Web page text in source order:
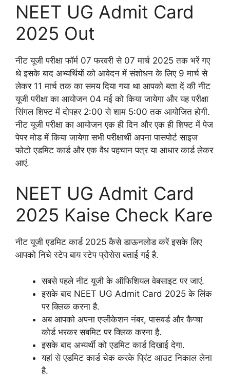
NEET UG Admit Card
2025 Out
नीट यूजी परीक्षा फॉर्म 07 फरवरी से 07 मार्च 2025 तक भरें गए
थे इसके बाद अभ्यर्थियों को आवेदन में संशोधन के लिए 9 मार्च से
लेकर 11 मार्च तक का समय दिया गया था आपको बता दें की नीट
यूजी परीक्षा का आयोजन 04 मई को किया जायेगा और यह परीक्षा
सिंगल शिफ्ट में दोपहर 2:00 से शाम 5:00 तक आयोजित होगी.
नीट यूजी परीक्षा का आयोजन एक ही दिन और एक ही शिफ्ट में पेज
पेपर मोड में किया जायेगा सभी परीक्षार्थी अपना पासपोर्ट साइज
फोटो एडमिट कार्ड और एक वैध पहचान पत्र या आधार कार्ड लेकर
आएं.
NEET UG Admit Card
2025 Kaise Check Kare
नीट यूजी एडमिट कार्ड 2025 कैसे डाऊनलोड करें इसके लिए
आपको निचे स्टेप बाय स्टेप प्रोसेस बताई गई है.
सबसे पहले नीट यूजी के ऑफिशियल वेबसाइट पर जाएं.
इसके बाद NEET UG Admit Card 2025 के लिंक
पर क्लिक करना है.
अब आपको अपना एप्लीकेशन नंबर, पासवर्ड और कैप्चा
कोर्ड भरकर सबमिट पर क्लिक करना है.
इसके बाद अभ्यर्थी को एडमिट कार्ड दिखाई देगा.
यहां से एडमिट कार्ड चेक करके प्रिंट आउट निकाल लेना
है.